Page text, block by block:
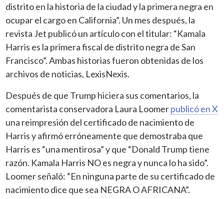
distrito en la historia de la ciudad y la primera negra en
ocupar el cargo en California”. Un mes después, la
revista Jet publicó un artículo con el titular: “Kamala
Harris es la primera fiscal de distrito negra de San
Francisco”. Ambas historias fueron obtenidas de los
archivos de noticias, LexisNexis.
Después de que Trump hiciera sus comentarios, la
comentarista conservadora Laura Loomerpublicó en X
una reimpresión del certificado de nacimiento de
Harris y afirmó erróneamente que demostraba que
Harris es “una mentirosa” y que “Donald Trump tiene
razón. Kamala Harris NO es negra y nunca lo ha sido”.
Loomer señaló: “En ninguna parte de su certificado de
nacimiento dice que sea NEGRA O AFRICANA”.